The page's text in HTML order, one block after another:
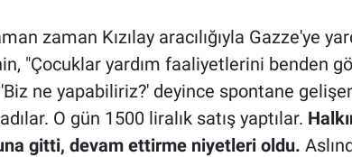
zaman Kızılay aracılığıyla Gazze'ye
"Çocuklar yardım faaliyetlerini benden
ne yapabiliriz?' deyince spontane
O gün 1500 liralık satış yaptılar.
gitti, devam ettirme niyetleri oldu.